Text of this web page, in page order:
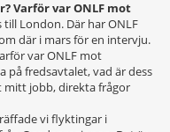
Varför var ONLF mot
till London. Där har ONLF
där i mars för en intervju.
var ONLF mot
på fredsavtalet, vad är dess
mitt jobb, direkta frågor
vi flyktingar i